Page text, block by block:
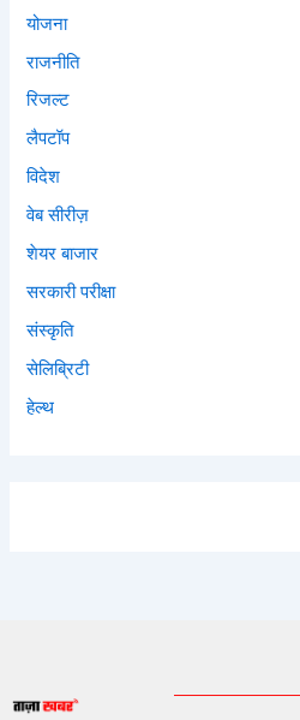
योजना
राजनीति
रिजल्ट
लैपटॉप
विदेश
वेब सीरीज़
शेयर बाजार
सरकारी परीक्षा
संस्कृति
सेलिब्रिटी
हेल्थ